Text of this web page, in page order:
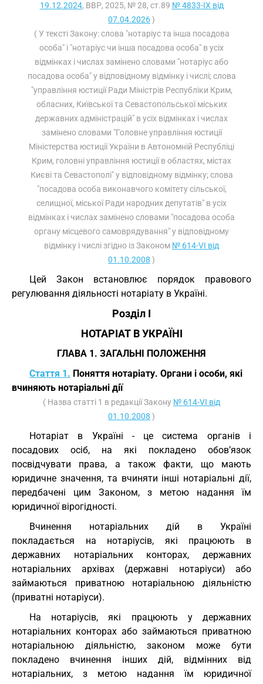
19.12.2024, ВВР, 2025, № 28, ст.89 № 4833-IX від
07.04.2026)
( У тексті Закону: слова "нотаріус та інша посадова
особа" і "нотаріус чи інша посадова особа" в усіх
відмінках і числах замінено словами "нотаріус або
посадова особа" у відповідному відмінку і числі; слова
"управління юстиції Ради Міністрів Республіки Крим,
обласних, Київської та Севастопольської міських
державних адміністрацій" в усіх відмінках і числах
замінено словами "Головне управління юстиції
Міністерства юстиції України в Автономній Республіці
Крим, головні управління юстиції в областях, містах
Києві та Севастополі" у відповідному відмінку; слова
"посадова особа виконавчого комітету сільської,
селищної, міської Ради народних депутатів" в усіх
відмінках і числах замінено словами "посадова особа
органу місцевого самоврядування" у відповідному
відмінку і числі згідно із Законом № 614-VI від
01.10.2008 )
Цей Закон встановлює порядок правового
регулювання діяльності нотаріату в Україні.
Розділ I
НОТАРІАТ В УКРАЇНІ
ГЛАВА 1. ЗАГАЛЬНІ ПОЛОЖЕННЯ
Стаття 1. Поняття нотаріату. Органи і особи, які
вчиняють нотаріальні дії
( Назва статті 1 в редакції Закону № 614-VI від
01.10.2008 )
Нотаріат в Україні - це система органів і
посадових осіб, на які покладено обов’язок
посвідчувати права, а також факти, що мають
юридичне значення, та вчиняти інші нотаріальні дії,
передбачені цим Законом, з метою надання їм
юридичної вірогідності.
Вчинення нотаріальних дій в Україні
покладається на нотаріусів, які працюють в
державних нотаріальних конторах, державних
нотаріальних архівах (державні нотаріуси) або
займаються приватною нотаріальною діяльністю
(приватні нотаріуси).
На нотаріусів, які працюють у державних
нотаріальних конторах або займаються приватною
нотаріальною діяльністю, законом може бути
покладено вчинення інших дій, відмінних від
нотаріальних, з метою надання їм юридичної